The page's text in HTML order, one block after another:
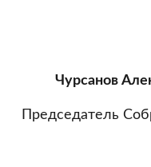
Чурсанов
Председатель